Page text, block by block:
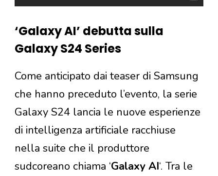
‘Galaxy AI’ debutta sulla
Galaxy S24 Series
Come anticipato dai teaser di Samsung
che hanno preceduto l’evento, la serie
Galaxy S24 lancia le nuove esperienze
di intelligenza artificiale racchiuse
nella suite che il produttore
sudcoreano chiama ‘Galaxy AI‘. Tra le